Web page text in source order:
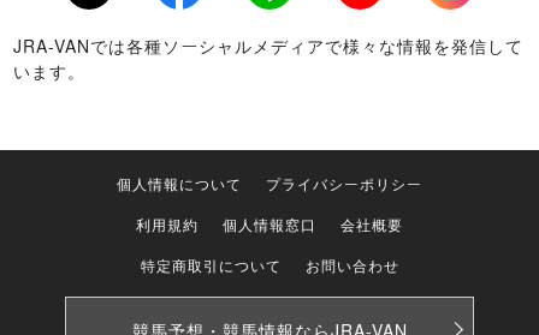
Twitter Facebook LINE Youtube
Instagram
JRA-VANでは各種ソーシャルメディアで様々な情報を発信して
います。
個人情報について
プライバシーポリシー
利用規約
個人情報窓口
会社概要
特定商取引について
お問い合わせ
競馬予想・競馬情報ならJRA-VAN